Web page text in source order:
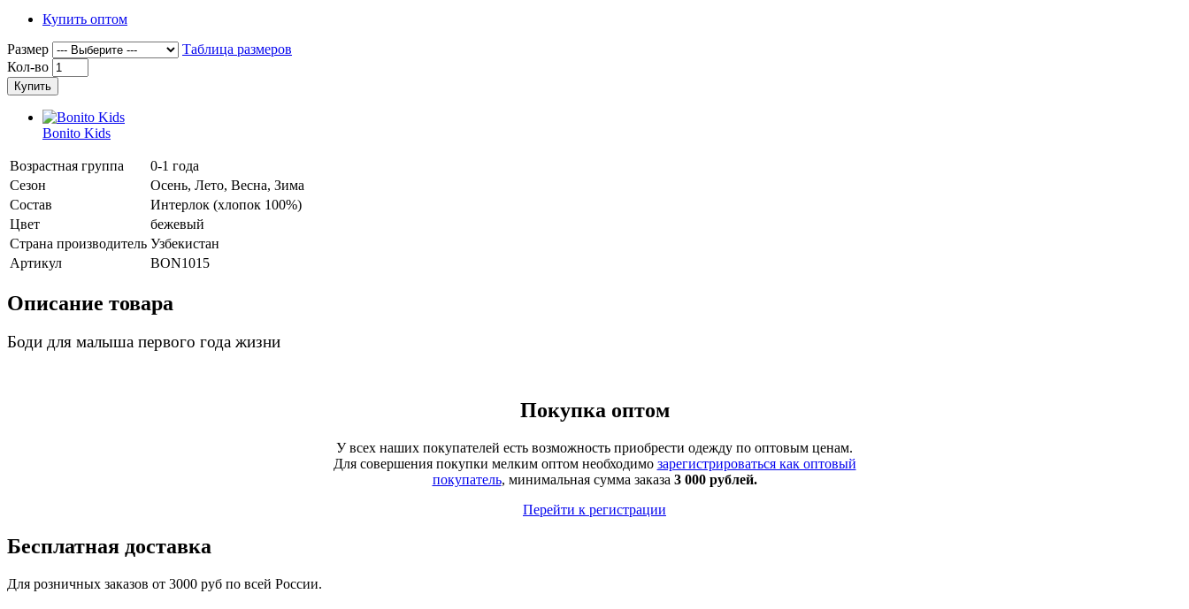
Купить оптом
Размер
Таблица размеров
Кол-во
Купить
Bonito Kids
Возрастная группа
0-1 года
Сезон
Осень, Лето, Весна, Зима
Состав
Интерлок (хлопок 100%)
Цвет
бежевый
Страна производитель Узбекистан
Артикул
BON1015
Описание товара
Боди для малыша первого года жизни
Покупка оптом
У всех наших покупателей есть возможность приобрести одежду по оптовым ценам.
Для совершения покупки мелким оптом необходимо зарегистрироваться как оптовый
покупатель, минимальная сумма заказа 3 000 рублей.
Перейти к регистрации
Бесплатная доставка
Для розничных заказов от 3000 руб по всей России.